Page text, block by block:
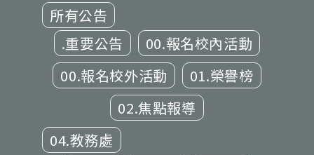
所有公告
.重要公告
00.報名校內活動
00.報名校外活動
01.榮譽榜
02.焦點報導
04.教務處